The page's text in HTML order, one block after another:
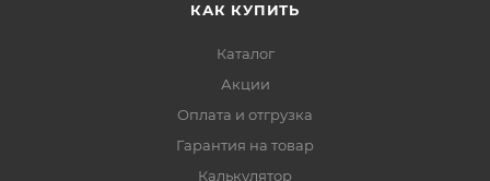
КАК КУПИТЬ
Каталог
Акции
Оплата и отгрузка
Гарантия на товар
Калькулятор